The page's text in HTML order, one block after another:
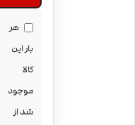
هر
بار این
کالا
موجود
شد از